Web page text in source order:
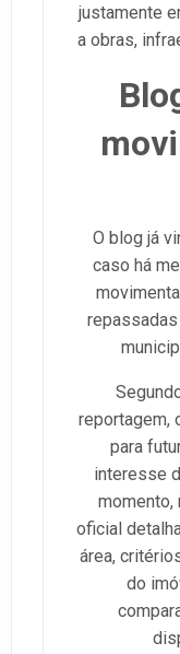
justamente
a obras,
O blog já
caso há
reportagem,
para
interesse
momento,
oficial
área,
do